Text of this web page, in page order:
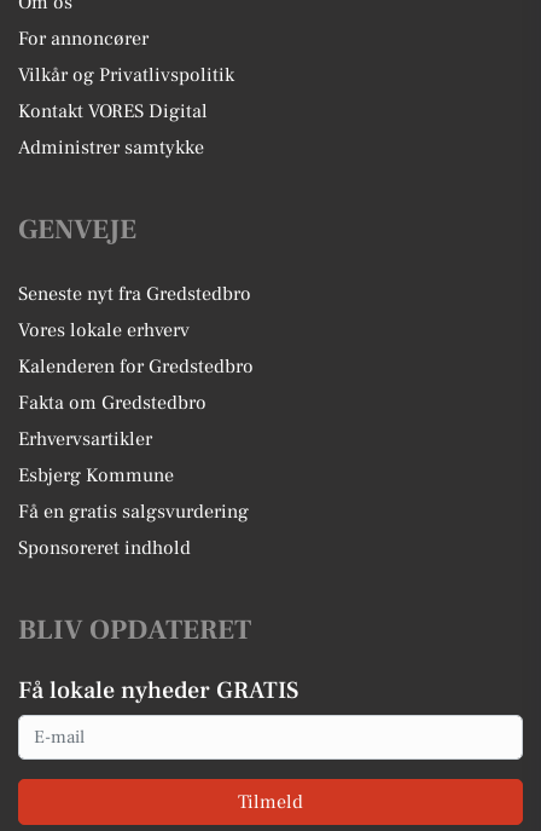
For annoncører
Vilkår og Privatlivspolitik
Kontakt VORES Digital
Administrer samtykke
GENVEJE
Seneste nyt fra Gredstedbro
Vores lokale erhverv
Kalenderen for Gredstedbro
Fakta om Gredstedbro
Erhvervsartikler
Esbjerg Kommune
Få en gratis salgsvurdering
Sponsoreret indhold
BLIV OPDATERET
Få lokale nyheder GRATIS
Email
Tilmeld